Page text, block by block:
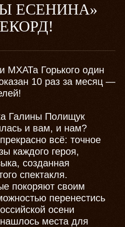
ЕСЕНИНА»
МХАТа Горького один
10 раз за месяц —
Галины Полищук
и вам, и нам?
всё: точное
каждого героя,
созданная
спектакля.
покоряют своим
перенестись
осени
места для